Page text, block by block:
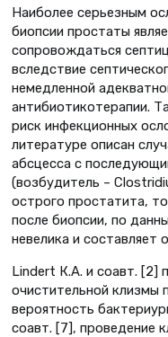
Наиболее серьезным
биопсии простаты
сопровождаться
вследствие
немедленной
антибиотикотерапии.
риск инфекционных
литературе описан
абсцесса с
(возбудитель –
острого простатита,
после биопсии, по
невелика и составляет
Lindert К.А. и соавт. [2]
очистительной клизмы
вероятность
соавт. [7], проведение